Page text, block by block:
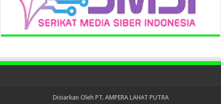
Disiarkan Oleh PT. AMPERA LAHAT PUTRA